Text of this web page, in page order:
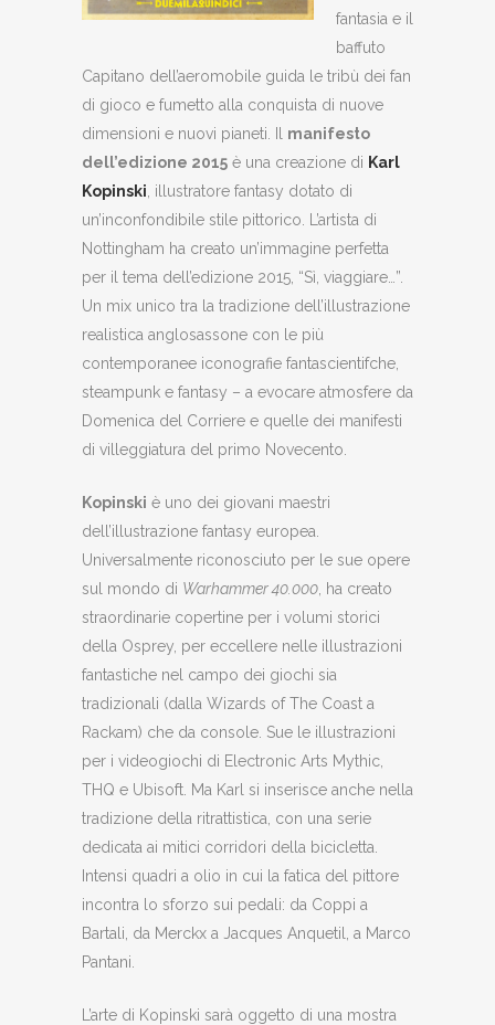
fantasia e il
baffuto
Capitano dell’aeromobile guida le tribù dei fan
di gioco e fumetto alla conquista di nuove
dimensioni e nuovi pianeti. Il manifesto
dell’edizione 2015 è una creazione di Karl
Kopinski , illustratore fantasy dotato di
un’inconfondibile stile pittorico. L’artista di
Nottingham ha creato un’immagine perfetta
per il tema dell’edizione 2015, “Sì, viaggiare…”.
Un mix unico tra la tradizione dell’illustrazione
realistica anglosassone con le più
contemporanee iconografie fantascientifche,
steampunk e fantasy – a evocare atmosfere da
Domenica del Corriere e quelle dei manifesti
di villeggiatura del primo Novecento.
Kopinski è uno dei giovani maestri
dell’illustrazione fantasy europea.
Universalmente riconosciuto per le sue opere
sul mondo di Warhammer 40.000 , ha creato
straordinarie copertine per i volumi storici
della Osprey, per eccellere nelle illustrazioni
fantastiche nel campo dei giochi sia
tradizionali (dalla Wizards of The Coast a
Rackam) che da console. Sue le illustrazioni
per i videogiochi di Electronic Arts Mythic,
THQ e Ubisoft. Ma Karl si inserisce anche nella
tradizione della ritrattistica, con una serie
dedicata ai mitici corridori della bicicletta.
Intensi quadri a olio in cui la fatica del pittore
incontra lo sforzo sui pedali: da Coppi a
Bartali, da Merckx a Jacques Anquetil, a Marco
Pantani.
L’arte di Kopinski sarà oggetto di una mostra